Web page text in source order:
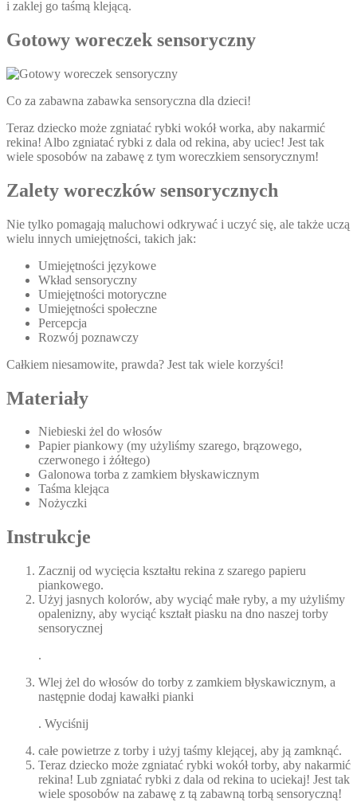
i zaklej go taśmą klejącą.
Gotowy woreczek sensoryczny
Co za zabawna zabawka sensoryczna dla dzieci!
Teraz dziecko może zgniatać rybki wokół worka, aby nakarmić
rekina! Albo zgniatać rybki z dala od rekina, aby uciec! Jest tak
wiele sposobów na zabawę z tym woreczkiem sensorycznym!
Zalety woreczków sensorycznych
Nie tylko pomagają maluchowi odkrywać i uczyć się, ale także uczą
wielu innych umiejętności, takich jak:
Umiejętności językowe
Wkład sensoryczny
Umiejętności motoryczne
Umiejętności społeczne
Percepcja
Rozwój poznawczy
Całkiem niesamowite, prawda? Jest tak wiele korzyści!
Materiały
Niebieski żel do włosów
Papier piankowy (my użyliśmy szarego, brązowego,
czerwonego i żółtego)
Galonowa torba z zamkiem błyskawicznym
Taśma klejąca
Nożyczki
Instrukcje
Zacznij od wycięcia kształtu rekina z szarego papieru
piankowego.
Użyj jasnych kolorów, aby wyciąć małe ryby, a my użyliśmy
opalenizny, aby wyciąć kształt piasku na dno naszej torby
sensorycznej
.
Wlej żel do włosów do torby z zamkiem błyskawicznym, a
następnie dodaj kawałki pianki
. Wyciśnij
całe powietrze z torby i użyj taśmy klejącej, aby ją zamknąć.
Teraz dziecko może zgniatać rybki wokół torby, aby nakarmić
rekina! Lub zgniatać rybki z dala od rekina to uciekaj! Jest tak
wiele sposobów na zabawę z tą zabawną torbą sensoryczną!